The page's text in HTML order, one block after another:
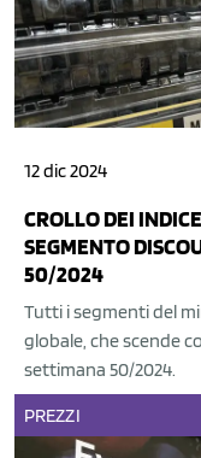
12 dic 2024
CROLLO DEI
SEGMENTO
50/2024
Tutti i segmenti del
globale, che scende
settimana 50/2024.
PREZZI